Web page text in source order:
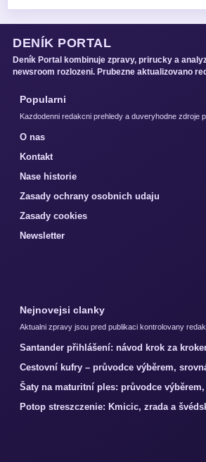
DENÍK PORTAL
Deník Portal kombinuje zpravy, prirucky a
newsroom rozlozeni. Prubezne aktualizovano
Popularni
Kazdodenni redakcni prehledy a duveryhodne zdroje
O nas
Kontakt
Nase historie
Zasady ochrany osobnich udaju
Zasady cookies
Newsletter
Nejnovejsi clanky
Aktualni zpravy jsou pred publikaci kontrolovany
Santander přihlášení: návod krok za
Cestovní kufry – průvodce výběrem,
Šaty na maturitní ples: průvodce
Potop streszczenie: Kmicic, zrada a